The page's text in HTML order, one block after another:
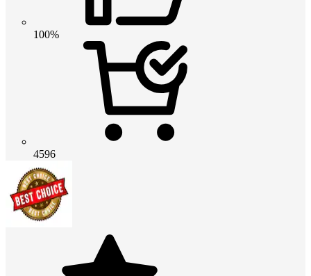
100%
4596